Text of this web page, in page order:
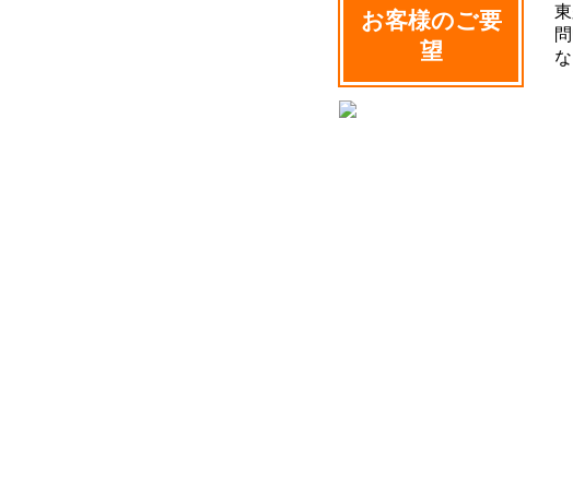
お客様のご要
望